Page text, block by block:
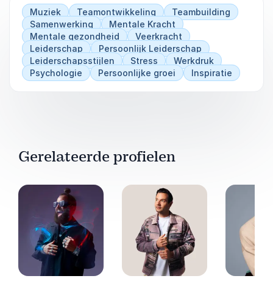
Muziek Teamontwikkeling
Teambuilding
Samenwerking
Mentale Kracht
Mentale gezondheid
Veerkracht
Leiderschap
Persoonlijk Leiderschap
Leiderschapsstijlen
Stress
Werkdruk
Psychologie
Persoonlijke groei Inspiratie
Gerelateerde profielen